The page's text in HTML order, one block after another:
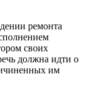
ремонта
своих
должна идти о
им